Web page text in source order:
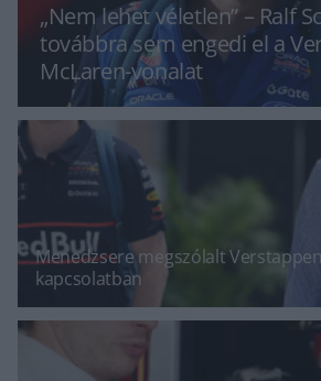
„Nem lehet véletlen” – Ralf
továbbra sem engedi el a
McLaren-vonalat
Menedzsere megszólalt
kapcsolatban